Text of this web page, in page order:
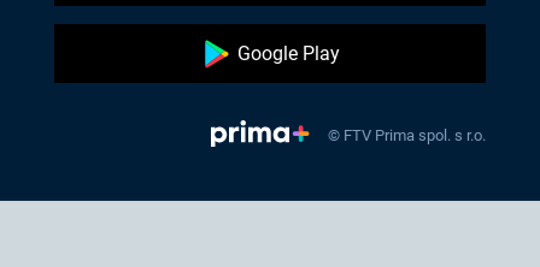
Google Play
© FTV Prima spol. s r.o.